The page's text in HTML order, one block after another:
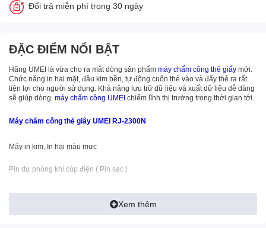
Đổi trả miễn phí trong 30 ngày
ĐẶC ĐIỂM NỔI BẬT
Hãng UMEI là vừa cho ra mắt dòng sản phẩm máy chấm công thẻ giấy mới.
Chức năng in hai mặt, đầu kim bền, tự động cuốn thẻ vào và đẩy thẻ ra rất
tiện lợi cho người sử dụng. Khả năng lưu trữ dữ liệu và xuất dữ liệu dễ dàng
sẽ giúp dòng máy chấm công UMEI chiếm lĩnh thị trường trong thời gian tới.
Máy chấm công thẻ giấy UMEI RJ-2300N
Máy in kim, In hai màu mực
Pin dự phòng khi cúp điện ( Pin sạc )
Pin bộ nhớ lưu dữ liệu 8 năm
In được 6 cột ( 3 ca làm việc )
Xem thêm